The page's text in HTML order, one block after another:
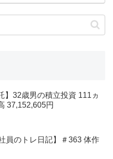
】32歳男の積立投資 111ヵ
37,152,605円
員のトレ日記】＃363 体作